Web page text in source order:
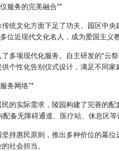
服务的完美融合**
统文化方面下足了功夫。园区中
位近现代文化名人，成为爱国主义教
多项现代化服务。自主研发的"云
个性化告别仪式设计，满足不同
务网络**
的实际需求，陵园构建了完善的
备无障碍通道、医疗站、休息区等
持惠民原则，推出多种价位的墓
社会担当。